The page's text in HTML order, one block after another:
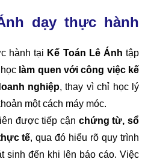
dạy thực hành
hành tại Kế Toán Lê Ánh tập
làm quen với công việc kế
nghiệp, thay vì chỉ học lý
một cách máy móc.
được tiếp cận chứng từ, sổ
tế, qua đó hiểu rõ quy trình
sinh đến khi lên báo cáo. Việc